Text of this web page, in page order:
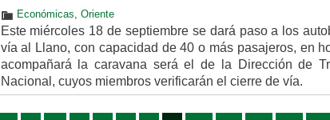
Económicas, Oriente
Este miércoles 18 de septiembre se dará paso a los
vía al Llano, con capacidad de 40 o más pasajeros, en
acompañará la caravana será el de la Dirección de
Nacional, cuyos miembros verificarán el cierre de vía.